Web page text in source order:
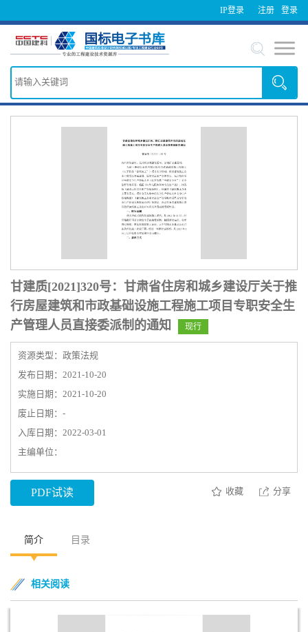
IP登录 登录
注册
甘建质[2021]320号：甘肃省住房和城乡建设厅关于推
行房屋建筑和市政基础设施工程施工项目专职安全生
产管理人员直接委派制的通知
现行
资源类型：政策法规
发布日期：2021-10-20
实施日期：2021-10-20
废止日期：-
入库日期：2022-03-01
主编单位：
PDF试读 收藏 分享
简介 目录
相关阅读